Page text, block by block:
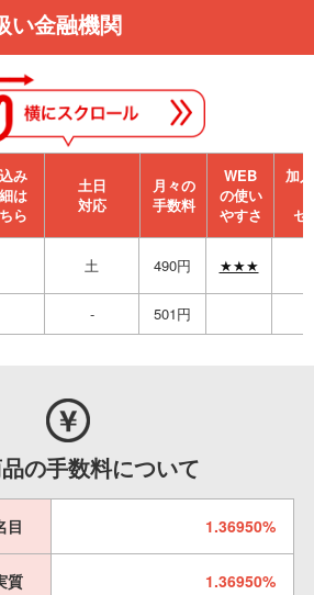
い金融機関
み
は
ら
⼟⽇
対応
月々の
手数料
WEB
の使い
やすさ
加
セ
土 490円 ★★★
- 501円
の手数料について
目 1.36950%
質 1.36950%